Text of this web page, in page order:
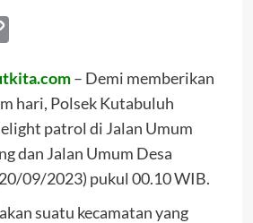
– Demi memberikan
hari, Polsek Kutabuluh
patrol di Jalan Umum
dan Jalan Umum Desa
09/2023) pukul 00.10 WIB.
suatu kecamatan yang